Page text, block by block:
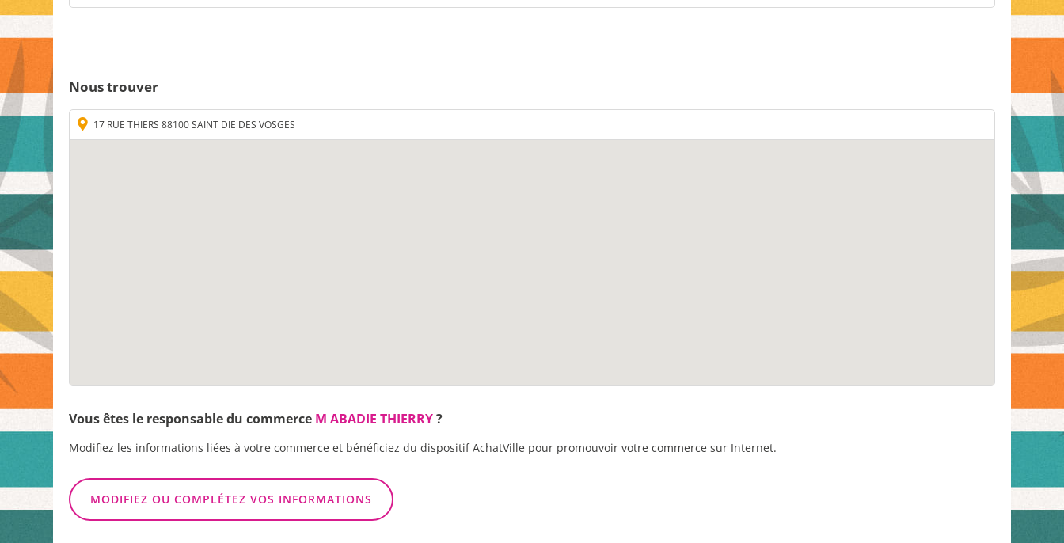
Nous trouver
17 RUE THIERS 88100 SAINT DIE DES VOSGES
Vous êtes le responsable du commerce M ABADIE THIERRY?
Modifiez les informations liées à votre commerce et bénéficiez du dispositif AchatVille pour promouvoir votre commerce sur Internet.
MODIFIEZ OU COMPLÉTEZ VOS INFORMATIONS